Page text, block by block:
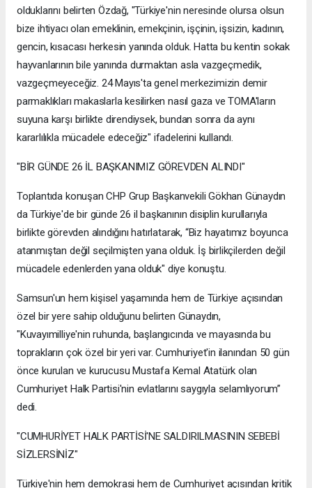
olduklarını belirten Özdağ, "Türkiye'nin neresinde olursa olsun
bize ihtiyacı olan emeklinin, emekçinin, işçinin, işsizin, kadının,
gencin, kısacası herkesin yanında olduk. Hatta bu kentin sokak
hayvanlarının bile yanında durmaktan asla vazgeçmedik,
vazgeçmeyeceğiz. 24 Mayıs'ta genel merkezimizin demir
parmaklıkları makaslarla kesilirken nasıl gaza ve TOMA'ların
suyuna karşı birlikte direndiysek, bundan sonra da aynı
kararlılıkla mücadele edeceğiz" ifadelerini kullandı.
"BİR GÜNDE 26 İL BAŞKANIMIZ GÖREVDEN ALINDI"
Toplantıda konuşan CHP Grup Başkanvekili Gökhan Günaydın
da Türkiye'de bir günde 26 il başkanının disiplin kurullarıyla
birlikte görevden alındığını hatırlatarak, “Biz hayatımız boyunca
atanmıştan değil seçilmişten yana olduk. İş birlikçilerden değil
mücadele edenlerden yana olduk" diye konuştu.
Samsun'un hem kişisel yaşamında hem de Türkiye açısından
özel bir yere sahip olduğunu belirten Günaydın,
"Kuvayımilliye'nin ruhunda, başlangıcında ve mayasında bu
toprakların çok özel bir yeri var. Cumhuriyet'in ilanından 50 gün
önce kurulan ve kurucusu Mustafa Kemal Atatürk olan
Cumhuriyet Halk Partisi'nin evlatlarını saygıyla selamlıyorum”
dedi.
"CUMHURİYET HALK PARTİSİ'NE SALDIRILMASININ SEBEBİ
SİZLERSİNİZ"
Türkiye'nin hem demokrasi hem de Cumhuriyet açısından kritik